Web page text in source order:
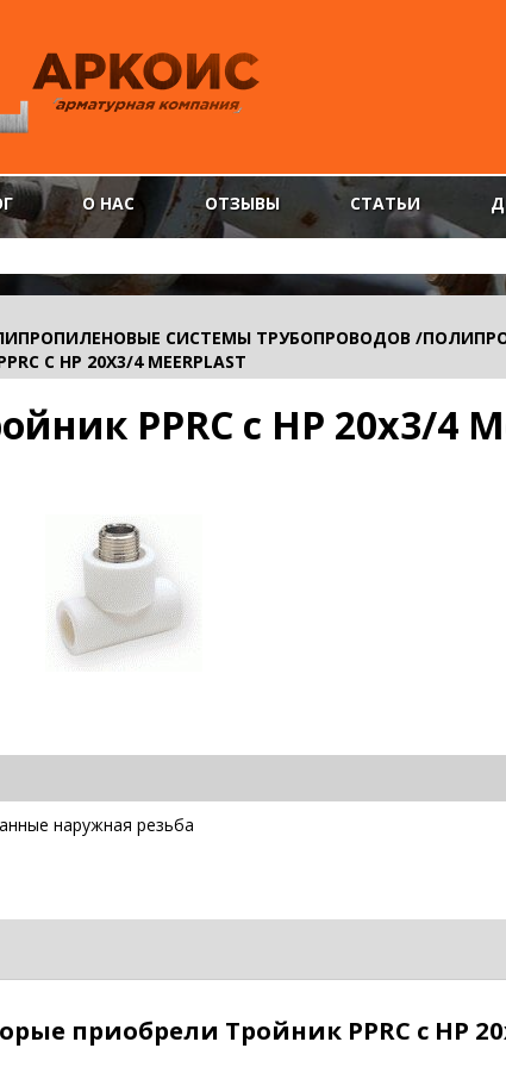
О НАС ОТЗЫВЫ СТАТЬИ
СИСТЕМЫ ТРУБОПРОВОДОВ /
С НР 20Х3/4 MEERPLAST
PPRC с НР 20х3/4
наружная резьба
приобрели Тройник PPRC с НР